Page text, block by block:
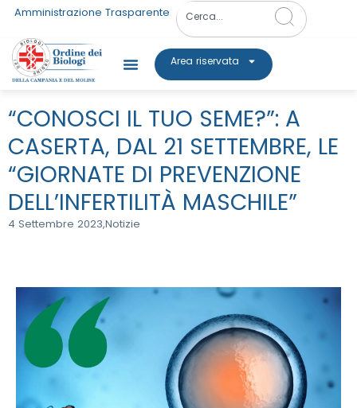
Amministrazione Trasparente
Area riservata
“CONOSCI IL TUO SEME?”: A
CASERTA, DAL 21 SETTEMBRE, LE
“GIORNATE DI PREVENZIONE
DELL’INFERTILITÀ MASCHILE”
4 Settembre 2023,Notizie